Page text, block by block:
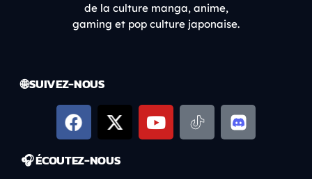
de la culture manga, anime,
gaming et pop culture japonaise.
🌐 SUIVEZ-NOUS
🎧 ÉCOUTEZ-NOUS